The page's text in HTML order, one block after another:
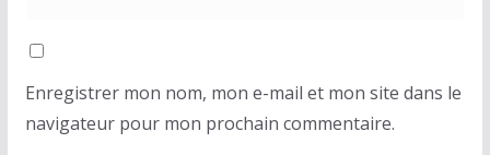
Enregistrer mon nom, mon e-mail et mon site dans le
navigateur pour mon prochain commentaire.